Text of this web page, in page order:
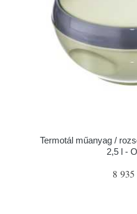
Termotál műanyag /
2,5 l -
8